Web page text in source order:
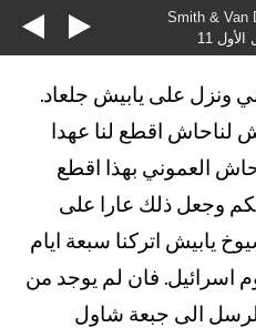
Smith & Van
11
ونزل على يابيش جلعاد.
لناحاش اقطع لنا عهدا
العموني بهذا اقطع
وجعل ذلك عارا على
يابيش اتركنا سبعة ايام
اسرائيل. فان لم يوجد من
الى جبعة شاول